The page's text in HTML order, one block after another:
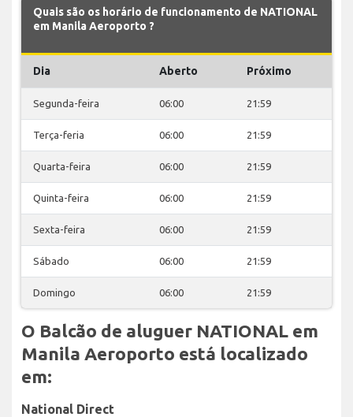
Quais são os horário de funcionamento de NATIONAL
em Manila Aeroporto ?
Dia Aberto Próximo
Segunda-feira 06:00 21:59
Terça-feria 06:00 21:59
Quarta-feira 06:00 21:59
Quinta-feira 06:00 21:59
Sexta-feira 06:00 21:59
Sábado 06:00 21:59
Domingo 06:00 21:59
O Balcão de aluguer NATIONAL em
Manila Aeroporto está localizado
em:
National Direct